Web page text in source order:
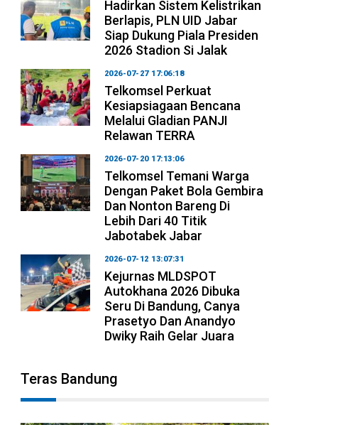
Hadirkan Sistem Kelistrikan
Berlapis, PLN UID Jabar
Siap Dukung Piala Presiden
2026 Stadion Si Jalak
2026-07-27 17:06:18
Telkomsel Perkuat
Kesiapsiagaan Bencana
Melalui Gladian PANJI
Relawan TERRA
2026-07-20 17:13:06
Telkomsel Temani Warga
Dengan Paket Bola Gembira
Dan Nonton Bareng Di
Lebih Dari 40 Titik
Jabotabek Jabar
2026-07-12 13:07:31
Kejurnas MLDSPOT
Autokhana 2026 Dibuka
Seru Di Bandung, Canya
Prasetyo Dan Anandyo
Dwiky Raih Gelar Juara
Teras Bandung